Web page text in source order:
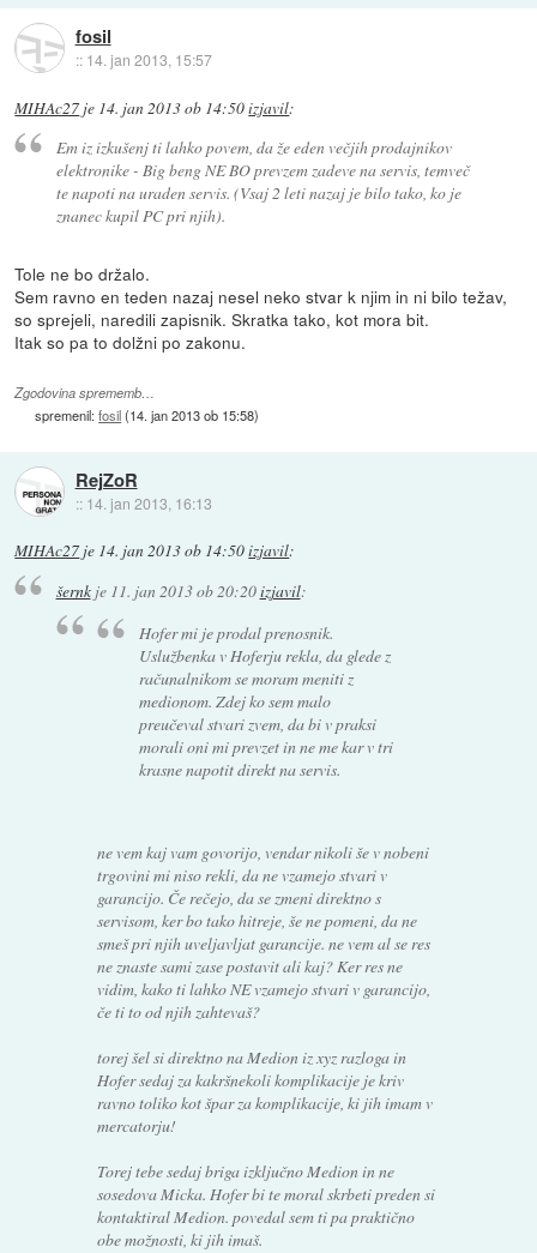
fosil
:: 14. jan 2013, 15:57
MIHAc27 je 14. jan 2013 ob 14:50izjavil:
Em iz izkušenj ti lahko povem, da že eden večjih prodajnikov
elektronike - Big beng NE BO prevzem zadeve na servis, temveč
te napoti na uraden servis. (Vsaj 2 leti nazaj je bilo tako, ko je
znanec kupil PC pri njih).
Tole ne bo držalo.
Sem ravno en teden nazaj nesel neko stvar k njim in ni bilo težav,
so sprejeli, naredili zapisnik. Skratka tako, kot mora bit.
Itak so pa to dolžni po zakonu.
Zgodovina sprememb…
spremenil:fosil(14. jan 2013 ob 15:58)
RejZoR
:: 14. jan 2013, 16:13
MIHAc27 je 14. jan 2013 ob 14:50izjavil:
šernkje 11. jan 2013 ob 20:20izjavil:
Hofer mi je prodal prenosnik.
Uslužbenka v Hoferju rekla, da glede z
računalnikom se moram meniti z
medionom. Zdej ko sem malo
preučeval stvari zvem, da bi v praksi
morali oni mi prevzet in ne me kar v tri
krasne napotit direkt na servis.
ne vem kaj vam govorijo, vendar nikoli še v nobeni
trgovini mi niso rekli, da ne vzamejo stvari v
garancijo. Če rečejo, da se zmeni direktno s
servisom, ker bo tako hitreje, še ne pomeni, da ne
smeš pri njih uveljavljat garancije. ne vem al se res
ne znaste sami zase postavit ali kaj? Ker res ne
vidim, kako ti lahko NE vzamejo stvari v garancijo,
če ti to od njih zahtevaš?
torej šel si direktno na Medion iz xyz razloga in
Hofer sedaj za kakršnekoli komplikacije je kriv
ravno toliko kot špar za komplikacije, ki jih imam v
mercatorju!
Torej tebe sedaj briga izključno Medion in ne
sosedova Micka. Hofer bi te moral skrbeti preden si
kontaktiral Medion. povedal sem ti pa praktično
obe možnosti, ki jih imaš.